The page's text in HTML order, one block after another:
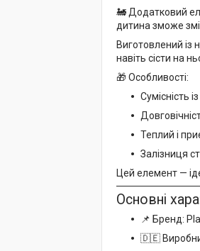
🚂 Додатковий
дитина зможе
Виготовлений із
навіть сісти на
🎁 Особливості:
Сумісність
Теплий і
Залізниця
Цей елемент —
Основні
📌 Бренд:
🇩🇪